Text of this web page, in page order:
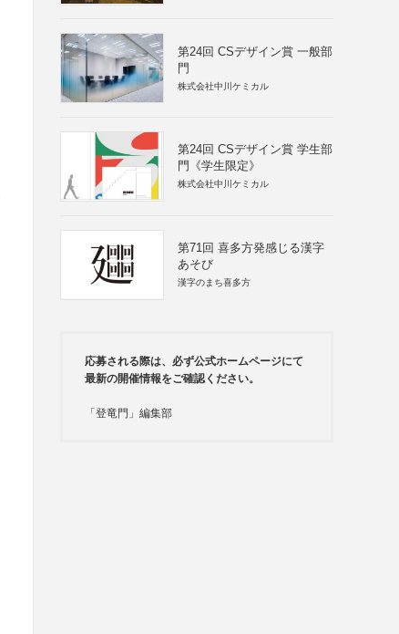
第24回 CSデザイン賞 一般部
門
株式会社中川ケミカル
第24回 CSデザイン賞 学生部
門《学生限定》
株式会社中川ケミカル
第71回 喜多方発感じる漢字
あそび
漢字のまち喜多方
応募される際は、必ず公式ホームページにて
最新の開催情報をご確認ください。
「登竜門」編集部